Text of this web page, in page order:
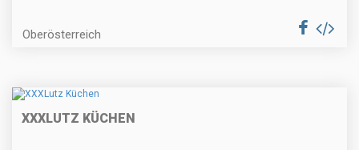
Oberösterreich
XXXLUTZ KÜCHEN